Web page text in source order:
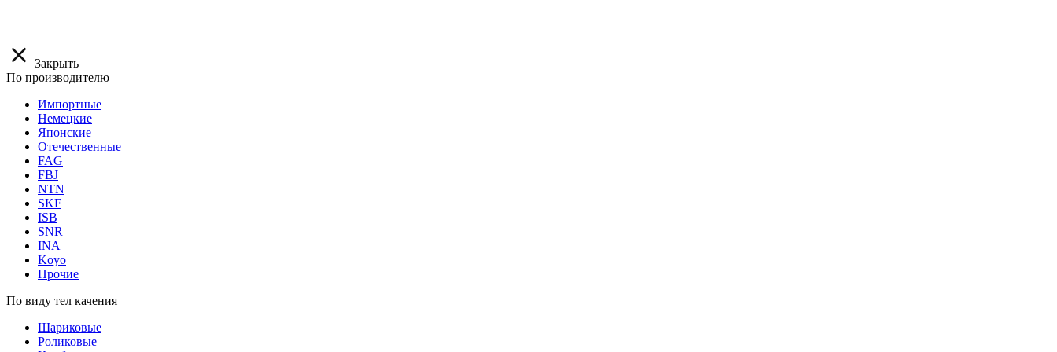
Закрыть
По производителю
Импортные
Немецкие
Японские
Отечественные
FAG
FBJ
NTN
SKF
ISB
SNR
INA
Koyo
Прочие
По виду тел качения
Шариковые
Роликовые